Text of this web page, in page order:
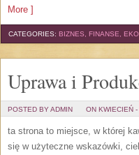
More ]
CATEGORIES: BIZNES, FINANSE,
Uprawa i
POSTED BY ADMIN ON KWIECIEŃ
ta strona to miejsce, w której
się w użyteczne wskazówki,